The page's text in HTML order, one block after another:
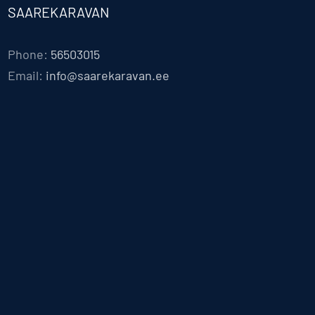
SAAREKARAVAN
Phone: 56503015
Email: info@saarekaravan.ee